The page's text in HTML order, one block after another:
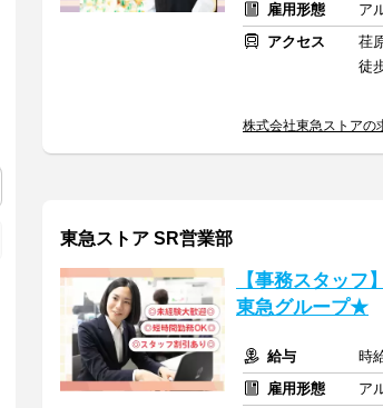
雇用形態
ア
アクセス
荏
徒
株式会社東急ストアの
東急ストア SR営業部
【事務スタッ
東急グループ★
給与
時
雇用形態
ア